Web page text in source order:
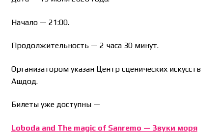
Начало — 21:00.
Продолжительность — 2 часа 30 минут.
Организатором указан Центр сценических искусств
Ашдод.
Билеты уже доступны —
Loboda and The magic of Sanremo — Звуки моря